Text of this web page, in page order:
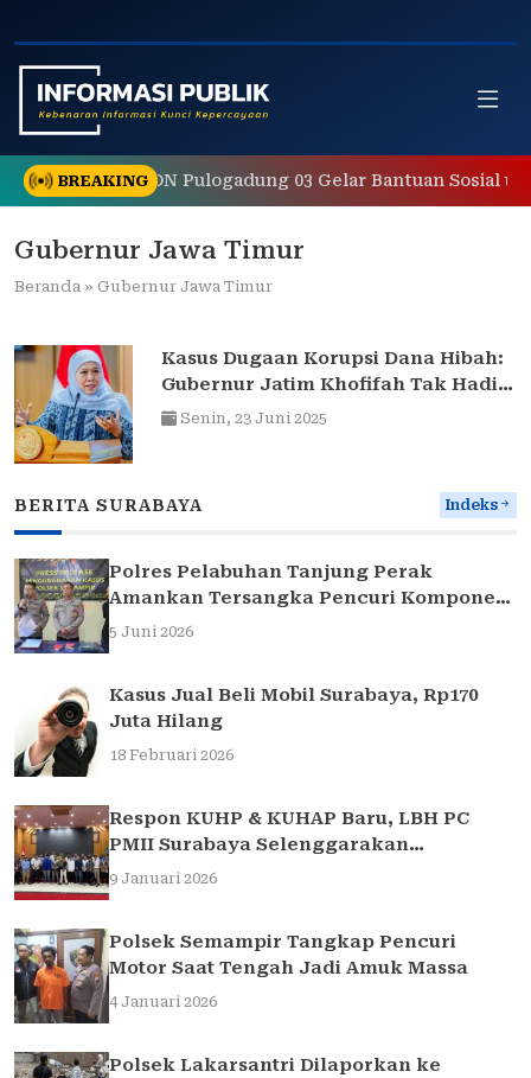
to
content
BREAKING
Orang Tua SDN Pulogadung 03 Gelar Bantuan Sosial
Gubernur Jawa Timur
Beranda » Gubernur Jawa Timur
Kasus Dugaan Korupsi Dana Hibah:
Gubernur Jatim Khofifah Tak Hadir
dalam Panggilan KPK
Senin, 23 Juni 2025
BERITA SURABAYA Indeks
Polres Pelabuhan Tanjung Perak
Amankan Tersangka Pencuri Komponen
Traffic Light di Surabaya
5 Juni 2026
Kasus Jual Beli Mobil Surabaya, Rp170
Juta Hilang
18 Februari 2026
Respon KUHP & KUHAP Baru, LBH PC
PMII Surabaya Selenggarakan
Sarasehan Hukum
9 Januari 2026
Polsek Semampir Tangkap Pencuri
Motor Saat Tengah Jadi Amuk Massa
4 Januari 2026
Polsek Lakarsantri Dilaporkan ke